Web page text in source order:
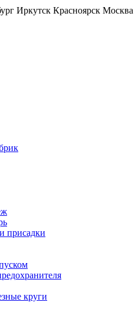
Иркутск Красноярск Москва
присадки
круги